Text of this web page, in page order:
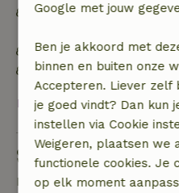
Off grid of voorzien van
Natuurlijke
Gebouwd met
Bekijk alles
Stel een vraag
Neem contact op met de
Google met jouw
Ben je akkoord met
binnen en buiten onze
Accepteren. Liever zelf
je goed vindt? Dan kun
instellen via Cookie
Weigeren, plaatsen we
functionele cookies. Je
op elk moment